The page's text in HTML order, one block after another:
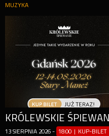
MUZYKA
13 SIERPNIA 2026 - 18:00 | KUP-BILET